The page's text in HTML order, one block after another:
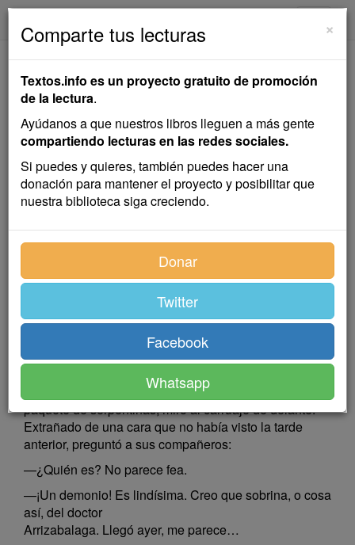
Una Estación de Amor
Horacio Quiroga
Cuento
I
Era el martes de carnaval. Nébel acababa de entrar en
el corso, ya al oscurecer, y mientras deshacía un
paquete de serpentinas, miró al carruaje de delante.
Extrañado de una cara que no había visto la tarde
anterior, preguntó a sus compañeros:
—¿Quién es? No parece fea.
—¡Un demonio! Es lindísima. Creo que sobrina, o cosa
así, del doctor
Arrizabalaga. Llegó ayer, me parece…
×
Comparte tus lecturas
Textos.info es un proyecto gratuito de promoción
de la lectura.
Ayúdanos a que nuestros libros lleguen a más gente
compartiendo lecturas en las redes sociales.
Si puedes y quieres, también puedes hacer una
donación para mantener el proyecto y posibilitar que
nuestra biblioteca siga creciendo.
Donar
Twitter
Facebook
Whatsapp